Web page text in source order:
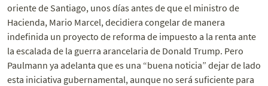
oriente de Santiago, unos días antes de que el ministro de
Hacienda, Mario Marcel, decidiera congelar de manera
indefinida un proyecto de reforma de impuesto a la renta ante
la escalada de la guerra arancelaria de Donald Trump. Pero
Paulmann ya adelanta que es una “buena noticia” dejar de lado
esta iniciativa gubernamental, aunque no será suficiente para